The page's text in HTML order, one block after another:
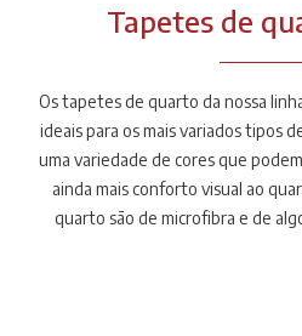
Tapetes de
Os tapetes de quarto da nossa
ideais para os mais variados tipos
uma variedade de cores que
ainda mais conforto visual ao
quarto são de microfibra e de